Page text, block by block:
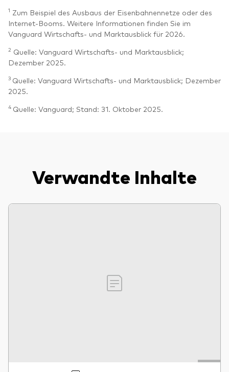
1 Zum Beispiel des Ausbaus der Eisenbahnennetze oder des
Internet-Booms. Weitere Informationen finden Sie im
Vanguard Wirtschafts- und Marktausblick für 2026.
2 Quelle: Vanguard Wirtschafts- und Marktausblick;
Dezember 2025.
3 Quelle: Vanguard Wirtschafts- und Marktausblick; Dezember
2025.
4 Quelle: Vanguard; Stand: 31. Oktober 2025.
Verwandte Inhalte